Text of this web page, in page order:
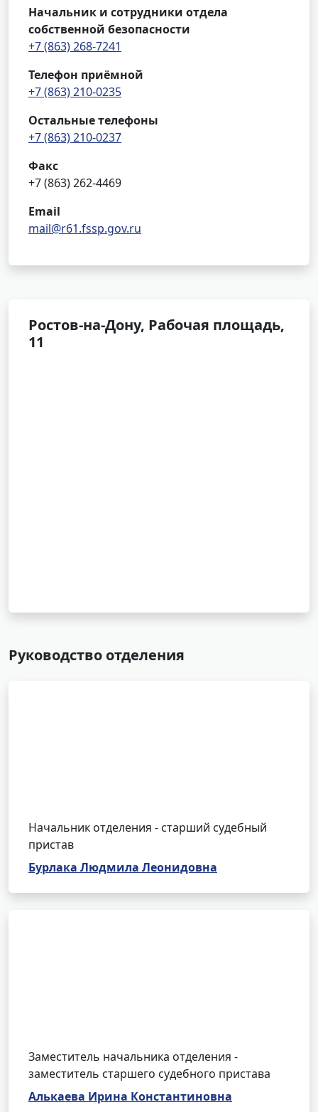
Начальник и сотрудники отдела
собственной безопасности
+7 (863) 268-7241
Телефон приёмной
+7 (863) 210-0235
Остальные телефоны
+7 (863) 210-0237
Факс
+7 (863) 262-4469
Email
mail@r61.fssp.gov.ru
Ростов-на-Дону, Рабочая площадь,
11
Руководство отделения
Начальник отделения - старший судебный
пристав
Бурлака Людмила Леонидовна
Заместитель начальника отделения -
заместитель старшего судебного пристава
Алькаева Ирина Константиновна